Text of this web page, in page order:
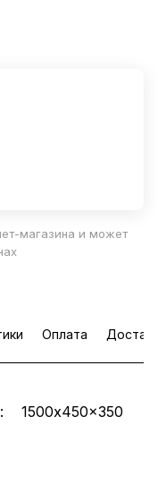
магазина и может
Оплата
1500x450x350